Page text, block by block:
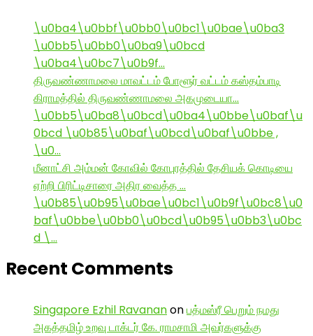
\u0ba4\u0bbf\u0bb0\u0bc1\u0bae\u0ba3
\u0bb5\u0bb0\u0ba9\u0bcd
\u0ba4\u0bc7\u0b9f…
திருவண்ணாமலை மாவட்டம் போளூர் வட்டம் கஸ்தம்பாடி
கிராமத்தில் திருவண்ணாமலை அகமுடையா…
\u0bb5\u0ba8\u0bcd\u0ba4\u0bbe\u0baf\u
0bcd \u0b85\u0baf\u0bcd\u0baf\u0bbe ,
\u0…
மீனாட்சி அம்மன் கோவில் கோபுரத்தில் தேசியக் கொடியை
ஏற்றி பிரிட்டிசாரை அதிர வைத்த …
\u0b85\u0b95\u0bae\u0bc1\u0b9f\u0bc8\u0
baf\u0bbe\u0bb0\u0bcd\u0b95\u0bb3\u0bc
d \…
Recent Comments
Singapore Ezhil Ravananonபத்மஸ்ரீ பெறும் நமது
அகத்தமிழ் உறவு டாக்டர் கே. ராமசாமி அவர்களுக்கு